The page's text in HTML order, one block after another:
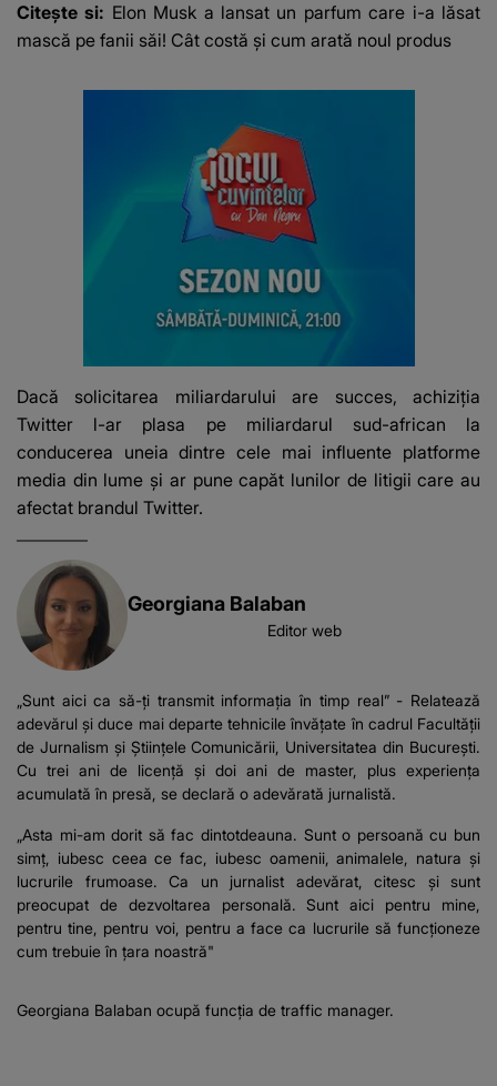
Citește si: Elon Musk a lansat un parfum care i-a lăsat
mască pe fanii săi! Cât costă și cum arată noul produs
Dacă solicitarea miliardarului are succes, achiziția
Twitter l-ar plasa pe miliardarul sud-african la
conducerea uneia dintre cele mai influente platforme
media din lume şi ar pune capăt lunilor de litigii care au
afectat brandul Twitter.
Georgiana Balaban
Editor web
„Sunt aici ca să-ți transmit informația în timp real” - Relatează
adevărul și duce mai departe tehnicile învățate în cadrul Facultății
de Jurnalism și Științele Comunicării, Universitatea din București.
Cu trei ani de licență și doi ani de master, plus experiența
acumulată în presă, se declară o adevărată jurnalistă.
„Asta mi-am dorit să fac dintotdeauna. Sunt o persoană cu bun
simț, iubesc ceea ce fac, iubesc oamenii, animalele, natura și
lucrurile frumoase. Ca un jurnalist adevărat, citesc și sunt
preocupat de dezvoltarea personală. Sunt aici pentru mine,
pentru tine, pentru voi, pentru a face ca lucrurile să funcționeze
cum trebuie în țara noastră"
Georgiana Balaban ocupă funcția de traffic manager.